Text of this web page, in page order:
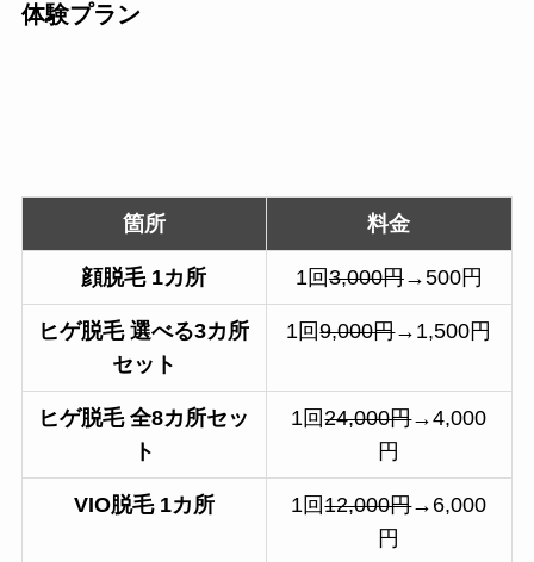
体験プラン
箇所 料金
顔脱毛 1カ所 1回3,000円→500円
ヒゲ脱毛 選べる3カ所
セット
1回9,000円→1,500円
ヒゲ脱毛 全8カ所セッ
ト
1回24,000円→4,000
円
VIO脱毛 1カ所 1回12,000円→6,000
円